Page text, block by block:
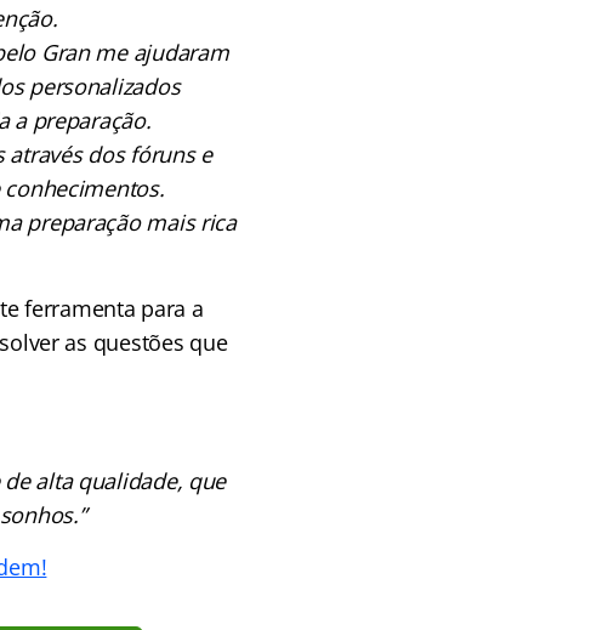
Gran me ajudaram
personalizados
a preparação.
dos fóruns e
preparação mais rica
ferramenta para a
as questões que
alta qualidade, que